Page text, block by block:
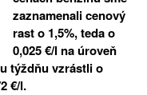
zaznamenali cenový
rast o 1,5%, teda o
0,025 €/l na úroveň
týždňu vzrástli o
€/l.